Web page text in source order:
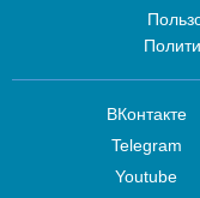
ВКонтакте
Telegram
Youtube